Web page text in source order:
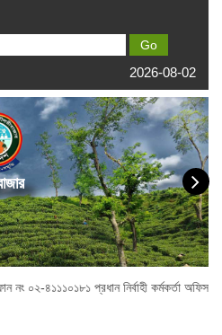
2026-08-02
প্রধান নির্বাহী কর্মকর্তা অফিস : ০২-